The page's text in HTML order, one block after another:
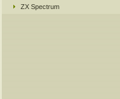
ZX Spectrum